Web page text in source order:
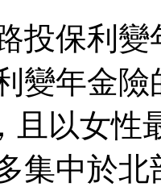
投保利
變年金險
且以女性
集中於